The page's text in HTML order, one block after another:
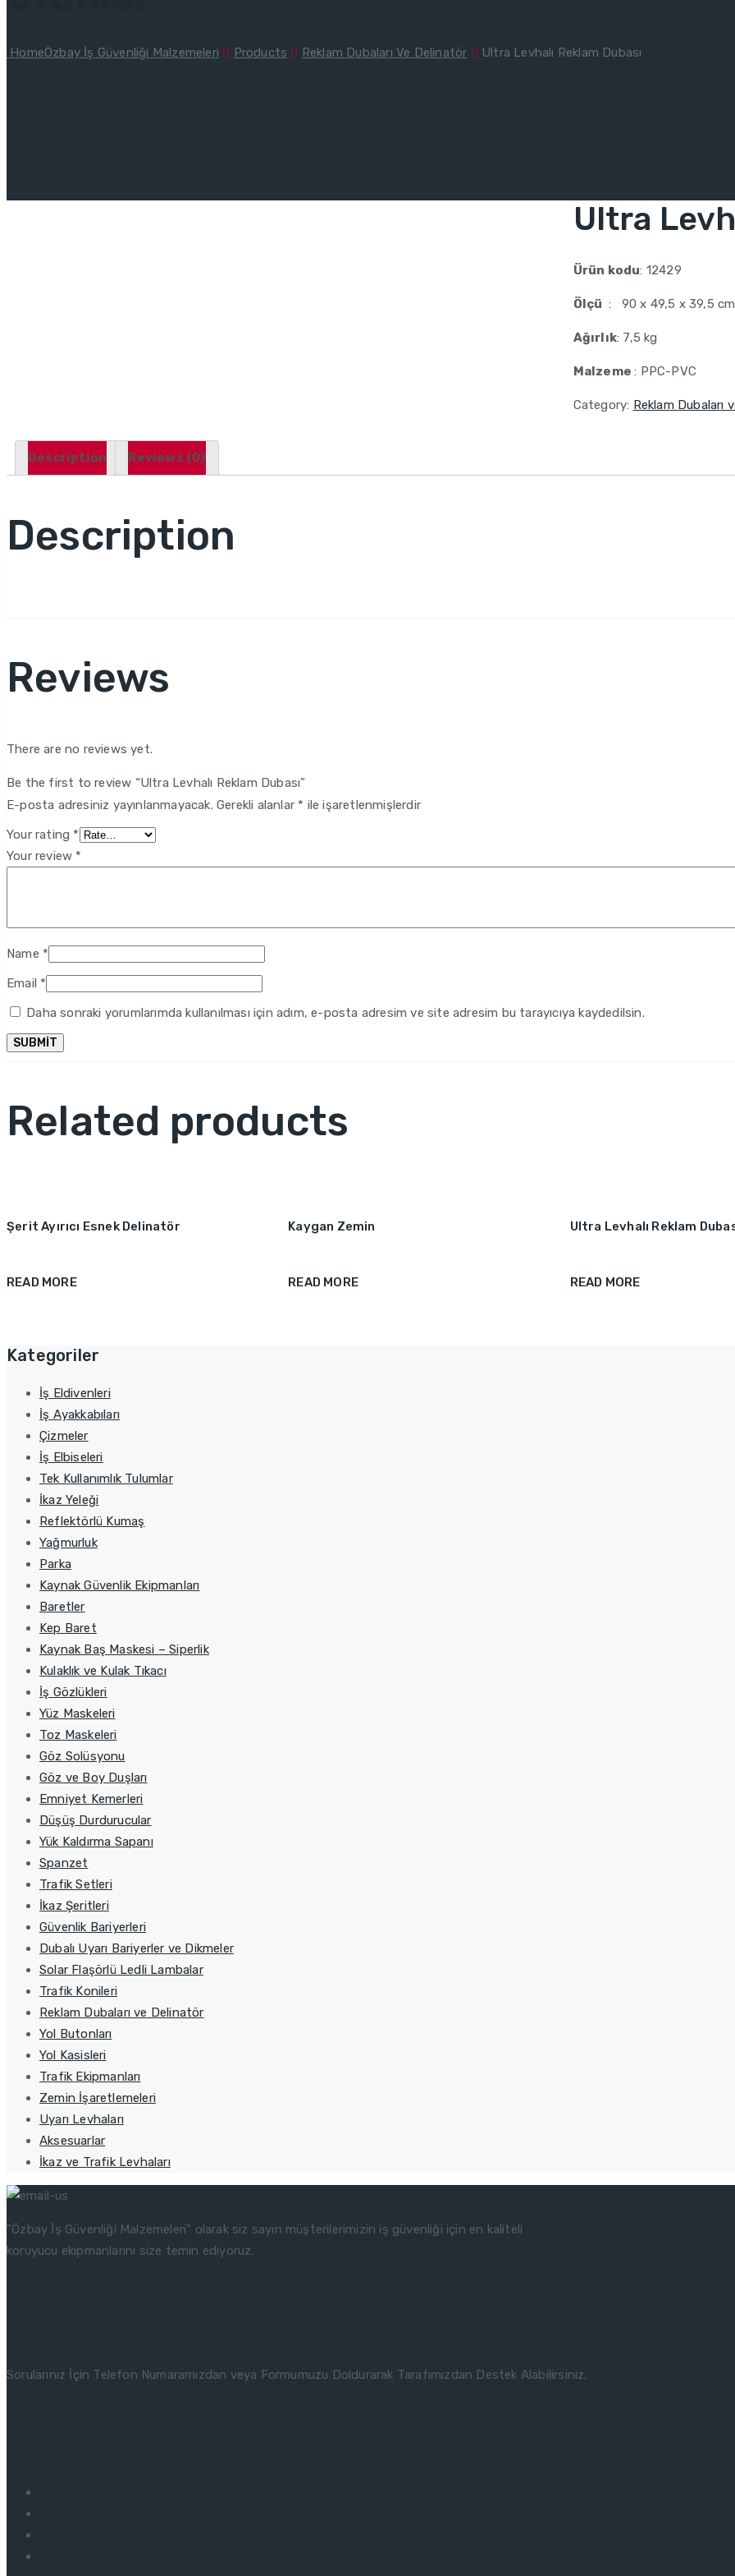
HomeÖzbay İş Güvenliği Malzemeleri Products Reklam Dubaları Ve Delinatör Ultra Levhalı Reklam Dubası
Ultra
Ürün kodu: 12429
Ölçü : 90 x 49,5 x 39,5 cm
Ağırlık: 7,5 kg
Malzeme: PPC-PVC
Category: Reklam Dubaları
Description Reviews (0)
Description
Reviews
There are no reviews yet.
Be the first to review “Ultra Levhalı Reklam Dubası”
E-posta adresiniz yayınlanmayacak. Gerekli alanlar * ile işaretlenmişlerdir
Your rating *
Your review *
Name *
Email *
Daha sonraki yorumlarımda kullanılması için adım, e-posta adresim ve site adresim bu tarayıcıya kaydedilsin.
Related products
Şerit Ayırıcı Esnek Delinatör
READ MORE
Kaygan Zemin
READ MORE
Ultra Levhalı Reklam
READ MORE
Kategoriler
İş Eldivenleri
İş Ayakkabıları
Çizmeler
İş Elbiseleri
Tek Kullanımlık Tulumlar
İkaz Yeleği
Reflektörlü Kumaş
Yağmurluk
Parka
Kaynak Güvenlik Ekipmanları
Baretler
Kep Baret
Kaynak Baş Maskesi – Siperlik
Kulaklık ve Kulak Tıkacı
İş Gözlükleri
Yüz Maskeleri
Toz Maskeleri
Göz Solüsyonu
Göz ve Boy Duşları
Emniyet Kemerleri
Düşüş Durdurucular
Yük Kaldırma Sapanı
Spanzet
Trafik Setleri
İkaz Şeritleri
Güvenlik Bariyerleri
Dubalı Uyarı Bariyerler ve Dikmeler
Solar Flaşörlü Ledli Lambalar
Trafik Konileri
Reklam Dubaları ve Delinatör
Yol Butonları
Yol Kasisleri
Trafik Ekipmanları
Zemin İşaretlemeleri
Uyarı Levhaları
Aksesuarlar
İkaz ve Trafik Levhaları
"Özbay İş Güvenliği Malzemeleri" olarak siz sayın müşterilerimizin iş güvenliği için en kaliteli
koruyucu ekipmanlarını size temin ediyoruz.
Sorularınız İçin Telefon Numaramızdan veya Formumuzu Doldurarak Tarafımızdan Destek Alabilirsiniz.